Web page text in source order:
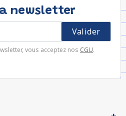
newsletter
vous acceptez nos CGU.